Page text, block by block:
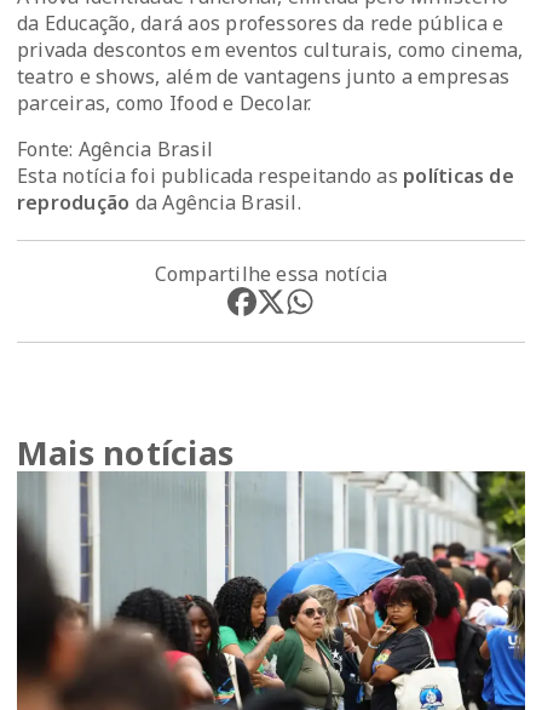
da Educação, dará aos professores da rede pública e
privada descontos em eventos culturais, como cinema,
teatro e shows, além de vantagens junto a empresas
parceiras, como Ifood e Decolar.
Fonte: Agência Brasil
Esta notícia foi publicada respeitando as políticas de
reprodução da Agência Brasil.
Compartilhe essa notícia
Mais notícias